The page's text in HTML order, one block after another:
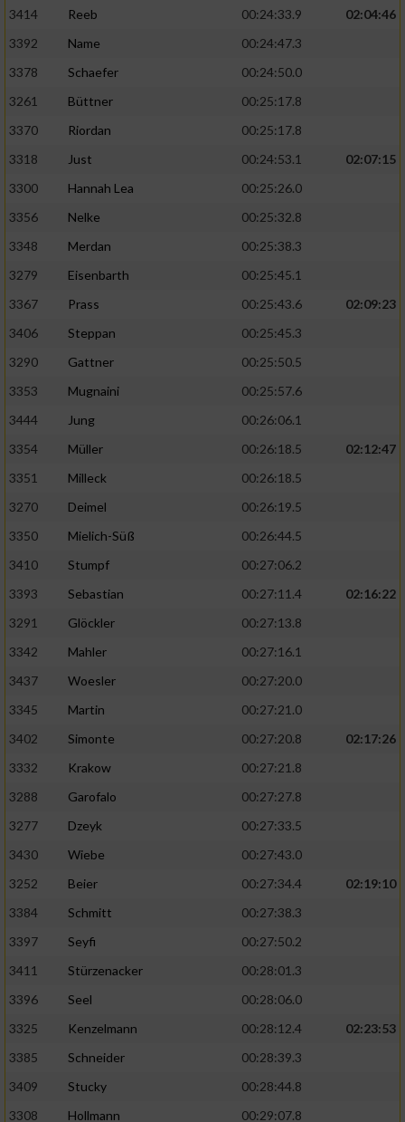
3414
Reeb 00:24:33.9
02:04:46
3392
Name
00:24:47.3
3378
Schaefer
00:24:50.0
3261
Büttner
00:25:17.8
3370
Riordan
00:25:17.8
3318
Just 00:24:53.1
02:07:15
3300
Hannah Lea
00:25:26.0
3356
Nelke
00:25:32.8
3348
Merdan
00:25:38.3
3279
Eisenbarth
00:25:45.1
3367
Prass 00:25:43.6
02:09:23
3406
Steppan
00:25:45.3
3290
Gattner
00:25:50.5
3353
Mugnaini
00:25:57.6
3444
Jung
00:26:06.1
3354
Müller 00:26:18.5
02:12:47
3351
Milleck
00:26:18.5
3270
Deimel
00:26:19.5
3350
Mielich-Süß
00:26:44.5
3410
Stumpf
00:27:06.2
3393
Sebastian 00:27:11.4
02:16:22
3291
Glöckler
00:27:13.8
3342
Mahler
00:27:16.1
3437
Woesler
00:27:20.0
3345
Martin
00:27:21.0
3402
Simonte 00:27:20.8
02:17:26
3332
Krakow
00:27:21.8
3288
Garofalo
00:27:27.8
3277
Dzeyk
00:27:33.5
3430
Wiebe
00:27:43.0
3252
Beier 00:27:34.4
02:19:10
3384
Schmitt
00:27:38.3
3397
Seyfi
00:27:50.2
3411
Stürzenacker
00:28:01.3
3396
Seel
00:28:06.0
3325
Kenzelmann 00:28:12.4
02:23:53
3385
Schneider
00:28:39.3
3409
Stucky
00:28:44.8
3308
Hollmann 00:29:07.8